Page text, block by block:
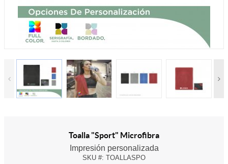
Toalla "Sport" Microfibra
Impresión personalizada
SKU #: TOALLASPO